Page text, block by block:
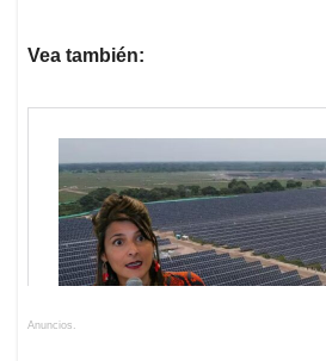
Vea también:
Anuncios.